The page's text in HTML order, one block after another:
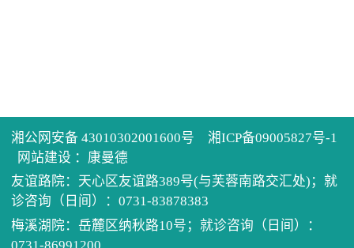
历任
先进
健康
医患
住培
学术
单病
湘公网安备 43010302001600号
湘ICP备09005827号-1
网站建设 ： 康曼德
友谊路院：天心区友谊路389号(与芙蓉南路交汇处)；就
诊咨询（日间）：0731-83878383
梅溪湖院：岳麓区纳秋路10号；就诊咨询（日间）：